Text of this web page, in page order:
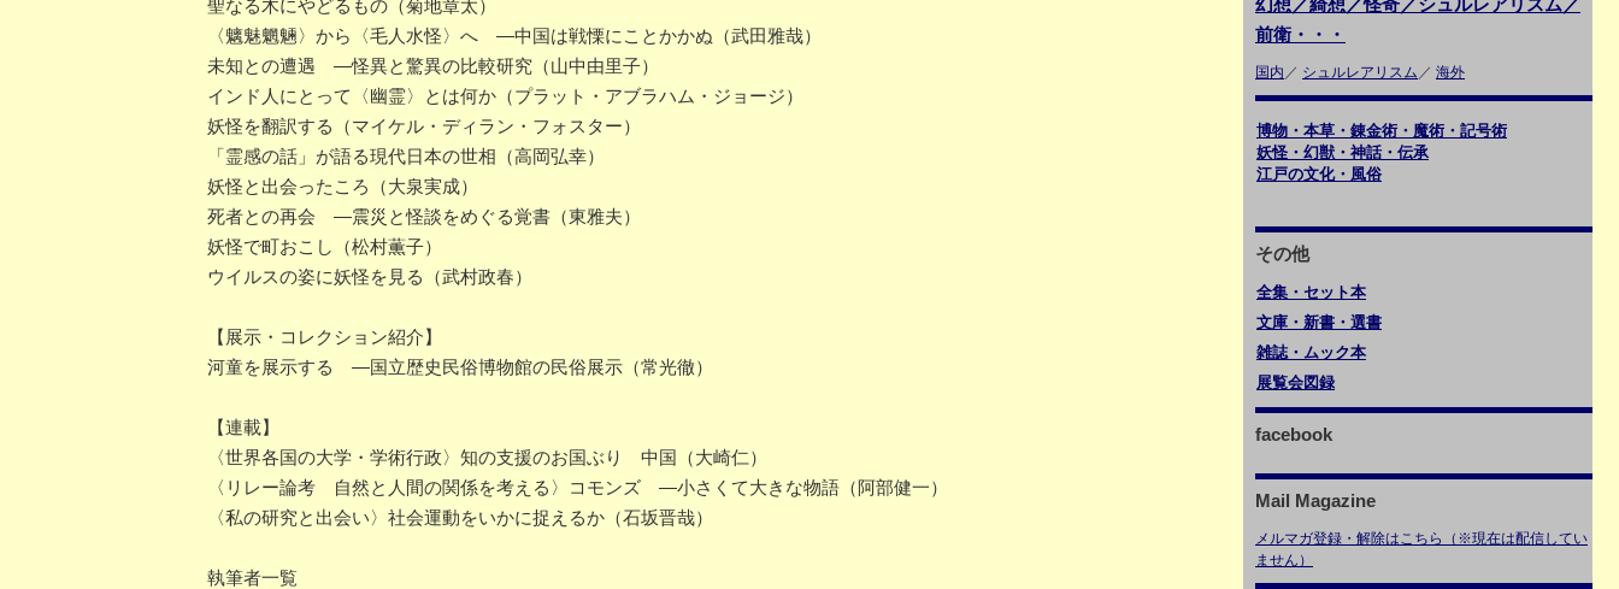
聖なる木にやどるもの（菊地章太）
〈魑魅魍魎〉から〈毛人水怪〉へ ―中国は戦慄にことかかぬ（武田雅哉）
未知との遭遇 ―怪異と驚異の比較研究（山中由里子）
インド人にとって〈幽霊〉とは何か（プラット・アブラハム・ジョージ）
妖怪を翻訳する（マイケル・ディラン・フォスター）
「霊感の話」が語る現代日本の世相（高岡弘幸）
妖怪と出会ったころ（大泉実成）
死者との再会 ―震災と怪談をめぐる覚書（東雅夫）
妖怪で町おこし（松村薫子）
ウイルスの姿に妖怪を見る（武村政春）
【展示・コレクション紹介】
河童を展示する ―国立歴史民俗博物館の民俗展示（常光徹）
【連載】
〈世界各国の大学・学術行政〉知の支援のお国ぶり 中国（大崎仁）
〈リレー論考 自然と人間の関係を考える〉コモンズ ―小さくて大きな物語（阿部健一）
〈私の研究と出会い〉社会運動をいかに捉えるか（石坂晋哉）
執筆者一覧
幻想／綺想／怪奇／シュルレアリスム／
前衛・・・
国内 ／ シュルレアリスム ／ 海外
博物・本草・錬金術・魔術・記号術
妖怪・幻獣・神話・伝承
江戸の文化・風俗
その他
全集・セット本
文庫・新書・選書
雑誌・ムック本
展覧会図録
facebook
Mail Magazine
メルマガ登録・解除はこちら（※現在は配信してい
ません）